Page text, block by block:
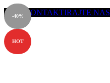
KONTAKTIRAJTE NAS
-40%
HOT